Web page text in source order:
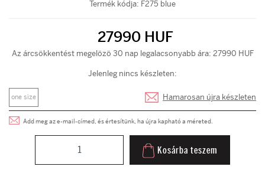
Termék kódja: F275 blue
27990 HUF
Az árcsökkentést megelözö 30 nap legalacsonyabb ára: 27990 HUF
Jelenleg nincs készleten:
one size Hamarosan újra készleten
Add meg az e-mail-címed, és értesítünk, ha újra kapható a méreted.
Kosárba teszem